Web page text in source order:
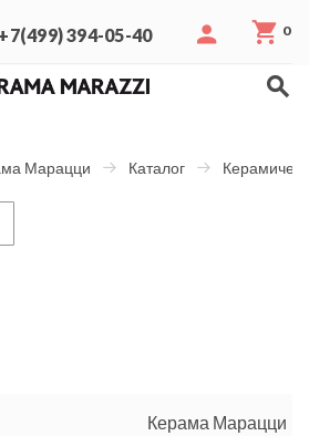
+7(499) 394-05-40 0
Марацци Каталог
Керама Марацци